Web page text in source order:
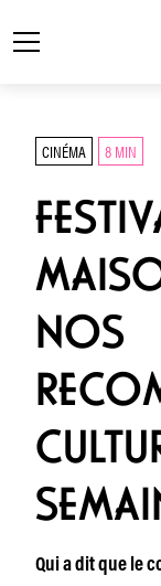
CINÉMA 8 MIN
NOS
Qui a dit que le